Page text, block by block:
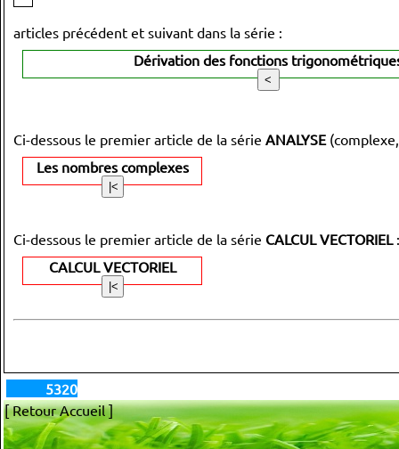
articles précédent et suivant dans la série :
Dérivation des fonctions
Ci-dessous le premier article de la série ANALYSE
Les nombres complexes
Ci-dessous le premier article de la série CALCUL VECTORIEL:
CALCUL VECTORIEL
5320
[ Retour Accueil ]